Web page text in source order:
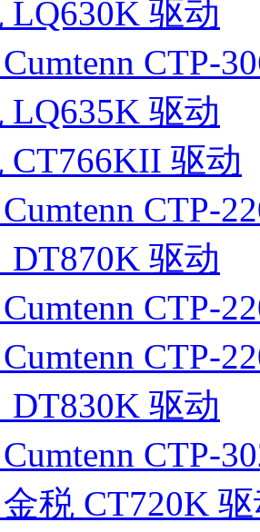
LQ630K 驱动
CTP-
LQ635K 驱动
CT766KII 驱动
CTP-
DT870K 驱动
CTP-
CTP-
DT830K 驱动
CTP-
税 CT720K